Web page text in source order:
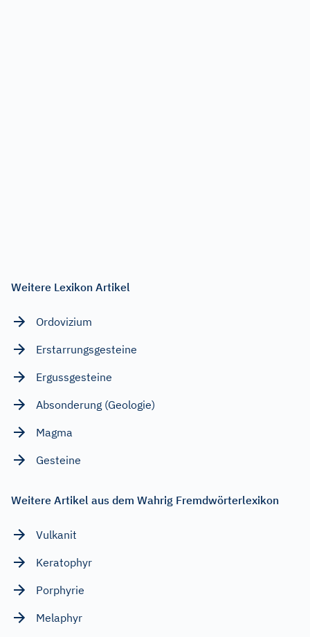
Weitere Lexikon Artikel
Ordovizium
Erstarrungsgesteine
Ergussgesteine
Absonderung (Geologie)
Magma
Gesteine
Weitere Artikel aus dem Wahrig Fremdwörterlexikon
Vulkanit
Keratophyr
Porphyrie
Melaphyr